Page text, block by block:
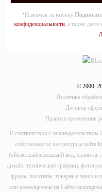
*Нажимая на кнопку
конфиденциальности, а также даете
©
Политика
Договор
Правила применения
В соответствии с
собственности, все ресурсы
(объектный/исходный) код, скрипты,
дизайн, технические графики,
фразы, логотипы, товарные знаки и
или размещенные на Сайте